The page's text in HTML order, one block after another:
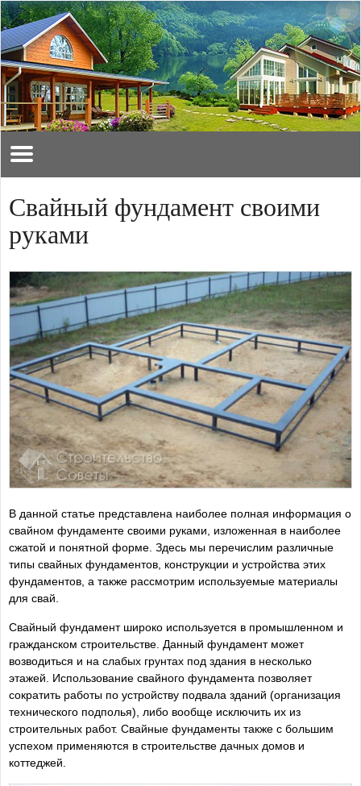
Свайный фундамент своими
руками
В данной статье представлена наиболее полная информация о
свайном фундаменте своими руками, изложенная в наиболее
сжатой и понятной форме. Здесь мы перечислим различные
типы свайных фундаментов, конструкции и устройства этих
фундаментов, а также рассмотрим используемые материалы
для свай.
Свайный фундамент широко используется в промышленном и
гражданском строительстве. Данный фундамент может
возводиться и на слабых грунтах под здания в несколько
этажей. Использование свайного фундамента позволяет
сократить работы по устройству подвала зданий (организация
технического подполья), либо вообще исключить их из
строительных работ. Свайные фундаменты также с большим
успехом применяются в строительстве дачных домов и
коттеджей.